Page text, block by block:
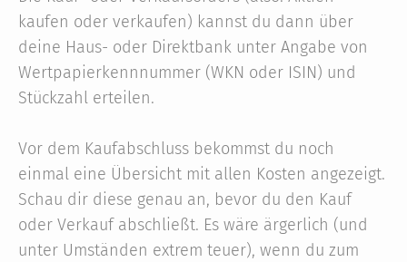
kaufen oder verkaufen) kannst du dann über
deine Haus- oder Direktbank unter Angabe von
Wertpapierkennnummer (WKN oder ISIN) und
Stückzahl erteilen.
Vor dem Kaufabschluss bekommst du noch
einmal eine Übersicht mit allen Kosten angezeigt.
Schau dir diese genau an, bevor du den Kauf
oder Verkauf abschließt. Es wäre ärgerlich (und
unter Umständen extrem teuer), wenn du zum